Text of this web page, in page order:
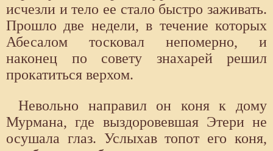
исчезли и тело ее стало быстро заживать.
Прошло две недели, в течение которых
Абесалом тосковал непомерно, и
наконец по совету знахарей решил
прокатиться верхом.
Невольно направил он коня к дому
Мурмана, где выздоровевшая Этери не
осушала глаз. Услыхав топот его коня,